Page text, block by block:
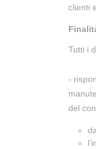
clienti
Tutti i
-
del